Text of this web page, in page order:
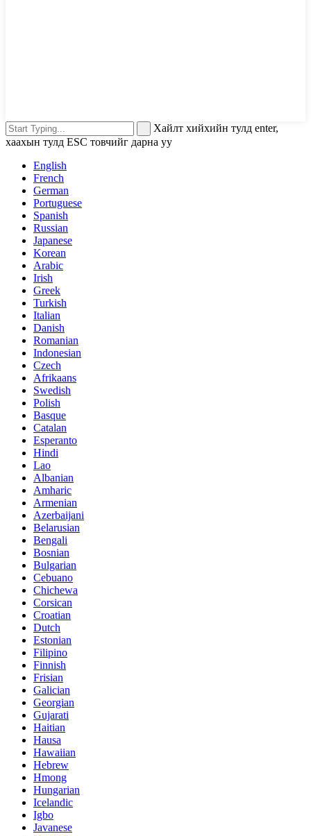
Хайлт хийхийн тулд enter,
хаахын тулд ESC товчийг дарна уу
English
French
German
Portuguese
Spanish
Russian
Japanese
Korean
Arabic
Irish
Greek
Turkish
Italian
Danish
Romanian
Indonesian
Czech
Afrikaans
Swedish
Polish
Basque
Catalan
Esperanto
Hindi
Lao
Albanian
Amharic
Armenian
Azerbaijani
Belarusian
Bengali
Bosnian
Bulgarian
Cebuano
Chichewa
Corsican
Croatian
Dutch
Estonian
Filipino
Finnish
Frisian
Galician
Georgian
Gujarati
Haitian
Hausa
Hawaiian
Hebrew
Hmong
Hungarian
Icelandic
Igbo
Javanese